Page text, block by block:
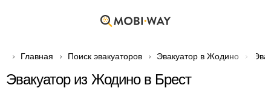
Главная Поиск эвакуаторов Эвакуатор в Жодино
Эвакуатор из Жодино в Брест